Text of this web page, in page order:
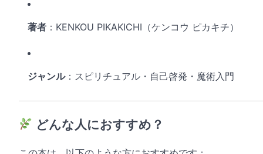
著者 ：KENKOU PIKAKICHI（ケンコウ ピカキチ）
ジャンル：スピリチュアル・自己啓発・魔術入門
どんな人におすすめ？